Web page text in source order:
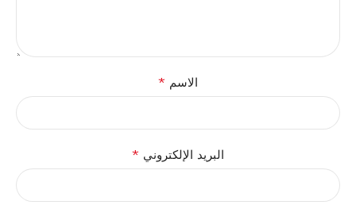
الاسم *
البريد الإلكتروني *